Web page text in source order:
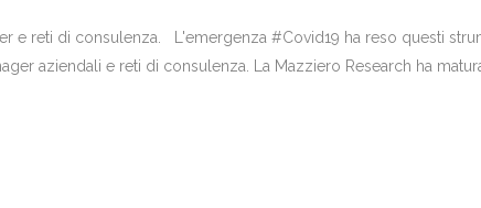
e reti di consulenza. L'emergenza #Covid19 ha reso questi
aziendali e reti di consulenza. La Mazziero Research ha